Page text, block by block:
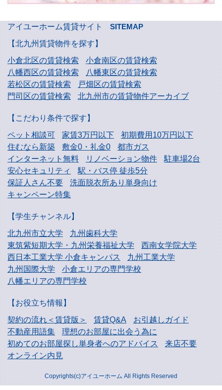
アイユーホーム賃貸サイト
SITEMAP
【北九州賃貸物件を探す】
小倉北区の賃貸検索
小倉南区の賃貸検索
八幡西区の賃貸検索
八幡東区の賃貸検索
若松区の賃貸検索
戸畑区の賃貸検索
門司区の賃貸検索
北九州市の賃貸物件アーカイブ
【こだわり条件で探す】
ペット相談可
家賃3万円以下
初期費用10万円以下
住むなら新築
敷金0・礼金0
都市ガス
インターネット無料
リノベーション物件
駐車場2台
安心セキュリティ
駅・バス停 徒歩5分
保証人さん不要
洗面脱衣所あり単身向け
キャンペーン特集
【学生チャンネル】
北九州市立大学
九州歯科大学
東筑紫短期大学・九州栄養福祉大学
西南女学院大学
西日本工業大学小倉キャンパス
九州工業大学
九州国際大学
小倉エリアの専門学校
八幡エリアの専門学校
【お役立ち情報】
契約の流れ＜賃貸版＞
賃貸Q&A
お引越しガイド
不動産用語集
理想のお部屋に出会う為に
初めてのお部屋探し単身者へのアドバイス
来店不要
オンライン内見
Copyrights(c)アイユーホーム All Rights Reserved